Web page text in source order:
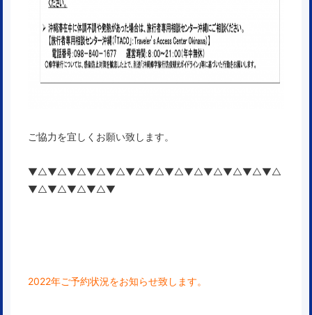
ご協力を宜しくお願い致します。
▼△▼△▼△▼△▼△▼△▼△▼△▼△▼△▼△▼△▼△
▼△▼△▼△▼△▼
2022年ご予約状況をお知らせ致します。